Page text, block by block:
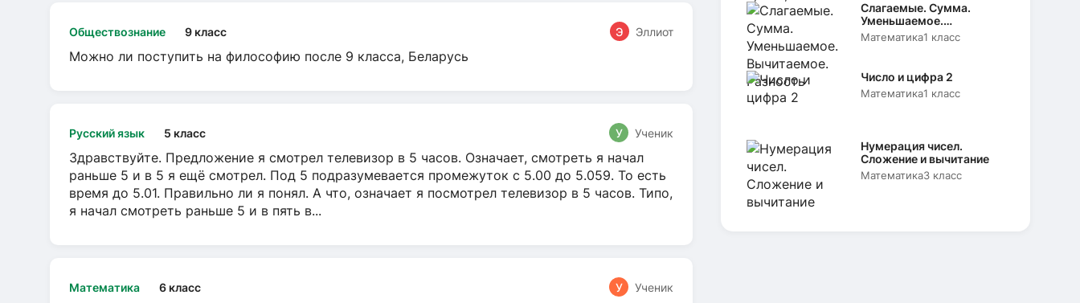
Слагаемые. Сумма.
Уменьшаемое.
Вычитаемое. Разность
Математика1 класс
Число и цифра 2
Математика1 класс
Нумерация чисел.
Сложение и вычитание
Математика3 класс
Обществознание 9 класс Э Эллиот
Можно ли поступить на философию после 9 класса, Беларусь
Русский язык 5 класс У Ученик
Здравствуйте. Предложение я смотрел телевизор в 5 часов. Означает, смотреть я начал
раньше 5 и в 5 я ещё смотрел. Под 5 подразумевается промежуток с 5.00 до 5.059. То есть
время до 5.01. Правильно ли я понял. А что, означает я посмотрел телевизор в 5 часов. Типо,
я начал смотреть раньше 5 и в пять в...
Математика 6 класс У Ученик